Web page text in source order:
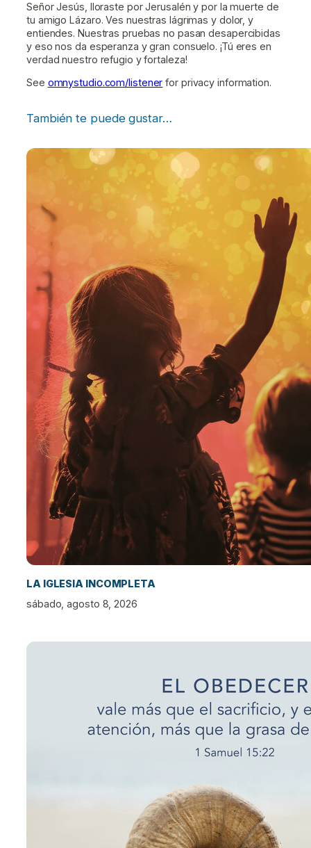
Señor Jesús, lloraste por Jerusalén y por la muerte de
tu amigo Lázaro. Ves nuestras lágrimas y dolor, y
entiendes. Nuestras pruebas no pasan desapercibidas
y eso nos da esperanza y gran consuelo. ¡Tú eres en
verdad nuestro refugio y fortaleza!
See omnystudio.com/listener for privacy information.
También te puede gustar…
LA IGLESIA INCOMPLETA
sábado, agosto 8, 2026